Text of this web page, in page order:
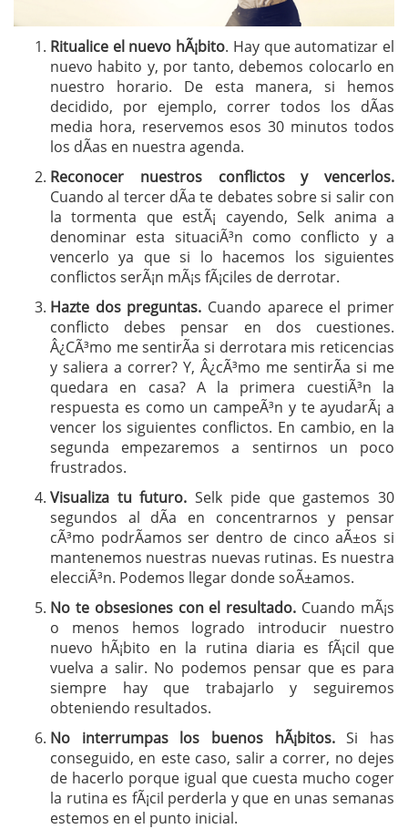
Ritualice el nuevo hÃ¡bito. Hay que automatizar el
nuevo habito y, por tanto, debemos colocarlo en
nuestro horario. De esta manera, si hemos
decidido, por ejemplo, correr todos los dÃ­as
media hora, reservemos esos 30 minutos todos
los dÃ­as en nuestra agenda.
Reconocer nuestros conflictos y vencerlos.
Cuando al tercer dÃ­a te debates sobre si salir con
la tormenta que estÃ¡ cayendo, Selk anima a
denominar esta situaciÃ³n como conflicto y a
vencerlo ya que si lo hacemos los siguientes
conflictos serÃ¡n mÃ¡s fÃ¡ciles de derrotar.
Hazte dos preguntas. Cuando aparece el primer
conflicto debes pensar en dos cuestiones.
Â¿CÃ³mo me sentirÃ­a si derrotara mis reticencias
y saliera a correr? Y, Â¿cÃ³mo me sentirÃ­a si me
quedara en casa? A la primera cuestiÃ³n la
respuesta es como un campeÃ³n y te ayudarÃ¡ a
vencer los siguientes conflictos. En cambio, en la
segunda empezaremos a sentirnos un poco
frustrados.
Visualiza tu futuro. Selk pide que gastemos 30
segundos al dÃ­a en concentrarnos y pensar
cÃ³mo podrÃ­amos ser dentro de cinco aÃ±os si
mantenemos nuestras nuevas rutinas. Es nuestra
elecciÃ³n. Podemos llegar donde soÃ±amos.
No te obsesiones con el resultado. Cuando mÃ¡s
o menos hemos logrado introducir nuestro
nuevo hÃ¡bito en la rutina diaria es fÃ¡cil que
vuelva a salir. No podemos pensar que es para
siempre hay que trabajarlo y seguiremos
obteniendo resultados.
No interrumpas los buenos hÃ¡bitos.Si has
conseguido, en este caso, salir a correr, no dejes
de hacerlo porque igual que cuesta mucho coger
la rutina es fÃ¡cil perderla y que en unas semanas
estemos en el punto inicial.